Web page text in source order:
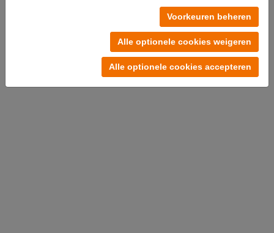
Voorkeuren beheren
Alle optionele cookies weigeren
Alle optionele cookies accepteren